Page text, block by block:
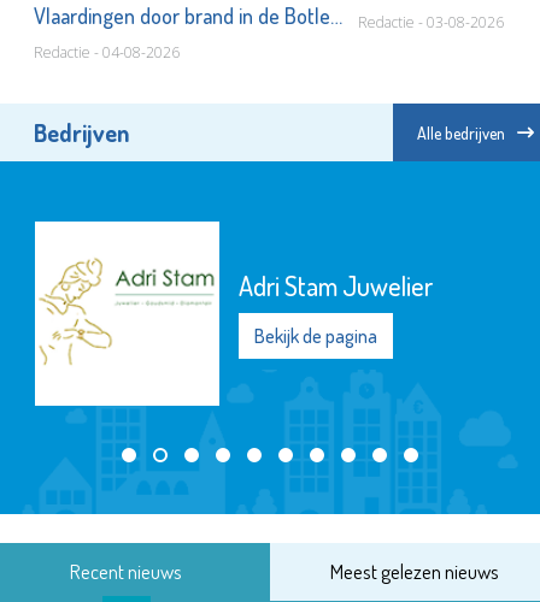
Vlaardingen door brand in de Botlek
Redactie - 04-08-2026
Redactie - 03-08-2026
Bedrijven Alle bedrijven
Adri Stam Juwelier
Bekijk de pagina
Recent nieuws Meest gelezen nieuws